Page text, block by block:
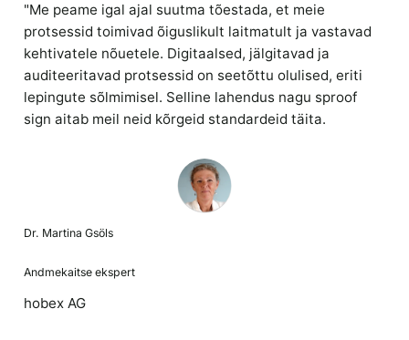
"Me peame igal ajal suutma tõestada, et meie
protsessid toimivad õiguslikult laitmatult ja vastavad
kehtivatele nõuetele. Digitaalsed, jälgitavad ja
auditeeritavad protsessid on seetõttu olulised, eriti
lepingute sõlmimisel. Selline lahendus nagu sproof
sign aitab meil neid kõrgeid standardeid täita.
Dr. Martina Gsöls
Andmekaitse ekspert
hobex AG